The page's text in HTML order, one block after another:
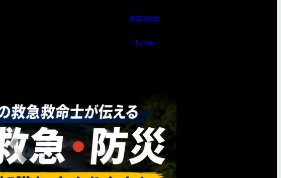
Instagram
Twitter